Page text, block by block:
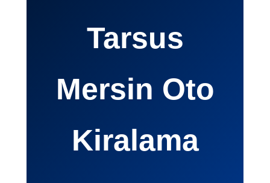
Tarsus
Mersin Oto
Kiralama